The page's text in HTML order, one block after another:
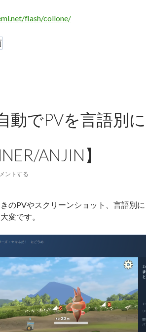
flash/collone/
Collone!!】が今のブラウザで動くまで
動でPVを言語別に
ANJIN】
ントする
のPVやスクリーンショット、言語別に
変です。